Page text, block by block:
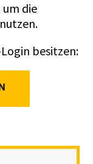
um die
besitzen: